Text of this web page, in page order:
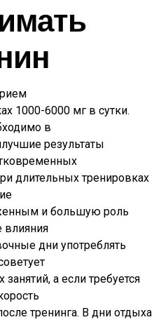
1000-6000 мг в сутки.
в
результаты
длительных тренировках
и большую роль
влияния
дни употреблять
а если требуется
тренинга. В дни отдыха